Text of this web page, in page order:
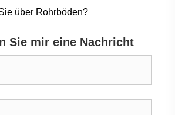
über Rohrböden?
Sie mir eine Nachricht